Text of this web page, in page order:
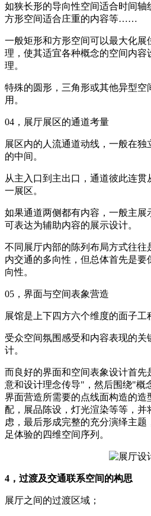
如狭长形的导向性空间适合时间轴
方形空间适合庄重的内容等……
一般矩形和方形空间可以最大化展
理，使其适宜各种概念的空间内容
理。
特殊的圆形，三角形或其他异型空
用。
04，展厅展区的通道考量
展区内的人流通道动线，一般在
的中间。
从主入口到主出口，通道彼此连
一展区。
如果通道两侧都有内容，一般主展
可表达为辅助内容的展示设计。
不同展厅内部的陈列布局方式往往
内交通的多向性，但总体首先是
向性。
05，界面与空间表象营造
展馆是上下四方六个维度的面子工
受众空间氛围感受和内容表现的
计。
而良好的界面和空间表象设计首先
意和设计理念传导"，然后围绕"概
界面营造所需要的点线面构造的造
配，展品陈设，灯光渲染等等，并
虑，最后形成完整的充分演绎主
足体验的四维空间序列。
4，过渡及交通联系空间的构思
展厅之间的过渡区域；